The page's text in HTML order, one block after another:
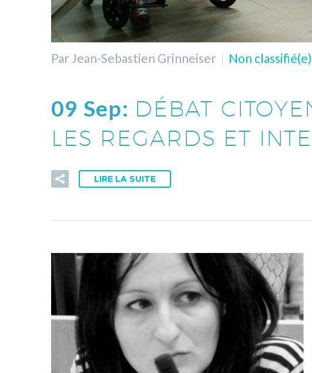
Par Jean-Sebastien Grinneiser Non classifié(e)
09 Sep: DÉBAT
LES REGARDS ET
LIRE LA SUITE